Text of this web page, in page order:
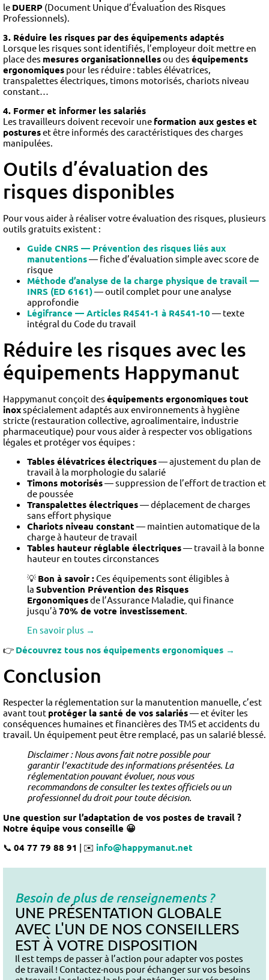
le DUERP (Document Unique d’Évaluation des Risques
Professionnels).
3. Réduire les risques par des équipements adaptés
Lorsque les risques sont identifiés, l’employeur doit mettre en
place des mesures organisationnellesou des équipements
ergonomiques pour les réduire : tables élévatrices,
transpalettes électriques, timons motorisés, chariots niveau
constant…
4. Former et informer les salariés
Les travailleurs doivent recevoir une formation aux gestes et
postureset être informés des caractéristiques des charges
manipulées.
Outils d’évaluation des
risques disponibles
Pour vous aider à réaliser votre évaluation des risques, plusieurs
outils gratuits existent :
Guide CNRS — Prévention des risques liés aux
manutentions— fiche d’évaluation simple avec score de
risque
Méthode d’analyse de la charge physique de travail —
INRS (ED 6161)— outil complet pour une analyse
approfondie
Légifrance — Articles R4541-1 à R4541-10 — texte
intégral du Code du travail
Réduire les risques avec les
équipements Happymanut
Happymanut conçoit des équipements ergonomiques tout
inoxspécialement adaptés aux environnements à hygiène
stricte (restauration collective, agroalimentaire, industrie
pharmaceutique) pour vous aider à respecter vos obligations
légales et protéger vos équipes :
Tables élévatrices électriques— ajustement du plan de
travail à la morphologie du salarié
Timons motorisés— suppression de l’effort de traction et
de poussée
Transpalettes électriques— déplacement de charges
sans effort physique
Chariots niveau constant— maintien automatique de la
charge à hauteur de travail
Tables hauteur réglable électriques— travail à la bonne
hauteur en toutes circonstances
💡 Bon à savoir :Ces équipements sont éligibles à
la Subvention Prévention des Risques
Ergonomiquesde l’Assurance Maladie, qui finance
jusqu’à 70% de votre investissement.
En savoir plus →
👉 Découvrez tous nos équipements ergonomiques →
Conclusion
Respecter la réglementation sur la manutention manuelle, c’est
avant tout protéger la santé de vos salariés— et éviter les
conséquences humaines et financières des TMS et accidents du
travail. Un équipement peut être remplacé, pas un salarié blessé.
Disclaimer : Nous avons fait notre possible pour
garantir l’exactitude des informations présentées. La
réglementation pouvant évoluer, nous vous
recommandons de consulter les textes officiels ou un
professionnel du droit pour toute décision.
Une question sur l’adaptation de vos postes de travail ?
Notre équipe vous conseille 😀
📞 04 77 79 88 91 | ✉️ info@happymanut.net
Besoin de plus de renseignements ?
UNE PRÉSENTATION GLOBALE
AVEC L'UN DE NOS CONSEILLERS
EST À VOTRE DISPOSITION
Il est temps de passer à l’action pour adapter vos postes
de travail ! Contactez-nous pour échanger sur vos besoins